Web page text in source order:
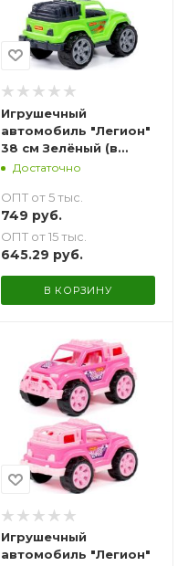
Игрушечный
автомобиль "Легион"
38 см Зелёный (в
сеточке)
Достаточно
ОПТ от 5 тыс.
749 руб.
ОПТ от 15 тыс.
645.29 руб.
В КОРЗИНУ
Игрушечный
автомобиль "Легион"